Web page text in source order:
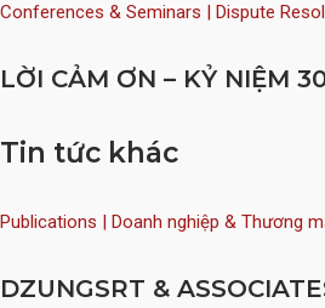
Conferences & Seminars | Dispute
LỜI CẢM ƠN – KỶ NIỆM
Tin tức khác
Publications | Doanh nghiệp & Thương
DZUNGSRT &